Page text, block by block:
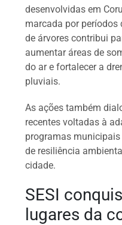
desenvolvidas em
marcada por períodos
de árvores contribui
aumentar áreas de
do ar e fortalecer a
pluviais.
As ações também
recentes voltadas à
programas
de resiliência
cidade.
SESI
lugares da